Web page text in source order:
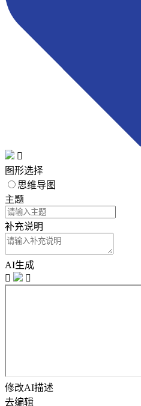

图形选择
思维导图
主题
补充说明
AI生成


修改AI描述
去编辑